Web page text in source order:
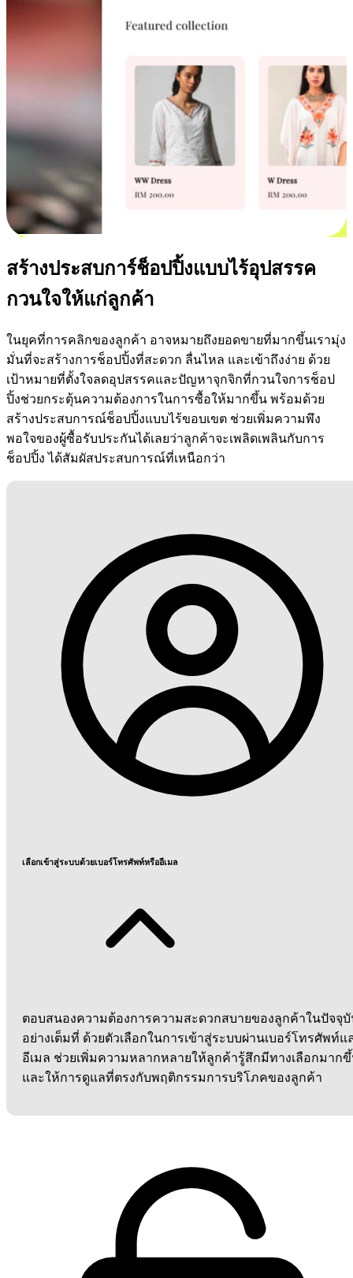
สร้างประสบการ์ช็อปปิ้งแบบไร้อุปสรรค
กวนใจให้แก่ลูกค้า
ในยุคที่การคลิกของลูกค้า อาจหมายถึงยอดขายที่มากขึ้นเรามุ่ง
มั่นที่จะสร้างการช็อปปิ้งที่สะดวก ลื่นไหล และเข้าถึงง่าย ด้วย
เป้าหมายที่ตั้งใจลดอุปสรรคและปัญหาจุกจิกที่กวนใจการช็อป
ปิ้งช่วยกระตุ้นความต้องการในการซื้อให้มากขึ้น พร้อมด้วย
สร้างประสบการณ์ช็อปปิ้งแบบไร้ขอบเขต ช่วยเพิ่มความพึง
พอใจของผู้ซื้อรับประกันได้เลยว่าลูกค้าจะเพลิดเพลินกับการ
ช็อปปิ้ง ได้สัมผัสประสบการณ์ที่เหนือกว่า
เลือกเข้าสู่ระบบด้วยเบอร์โทรศัพท์หรืออีเมล
ตอบสนองความต้องการความสะดวกสบายของลูกค้าในปัจจุ
อย่างเต็มที่ ด้วยตัวเลือกในการเข้าสู่ระบบผ่านเบอร์โทรศัพท์แ
อีเมล ช่วยเพิ่มความหลากหลายให้ลูกค้ารู้สึกมีทางเลือกมาก
และให้การดูแลที่ตรงกับพฤติกรรมการบริโภคของลูกค้า